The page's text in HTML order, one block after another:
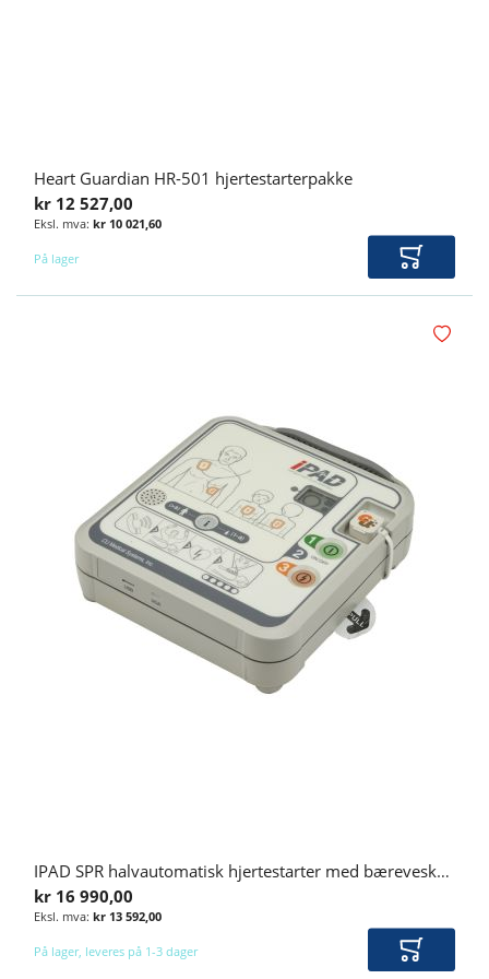
Heart Guardian HR-501 hjertestarterpakke
kr 12 527,00
kr 10 021,60
På lager Legg i
IPAD SPR halvautomatisk hjertestarter med bæreveske, IP66
kr 16 990,00
kr 13 592,00
På lager, leveres på 1-3 dager Legg i
Legg i